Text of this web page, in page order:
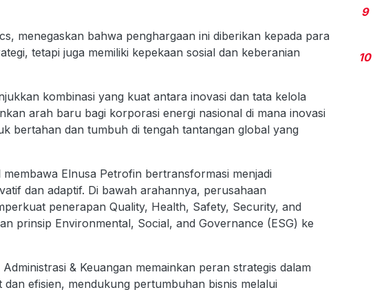
menegaskan bahwa penghargaan ini diberikan kepada para
tetapi juga memiliki kepekaan sosial dan keberanian
kombinasi yang kuat antara inovasi dan tata kelola
arah baru bagi korporasi energi nasional di mana inovasi
bertahan dan tumbuh di tengah tantangan global yang
Elnusa Petrofin bertransformasi menjadi
dan adaptif. Di bawah arahannya, perusahaan
penerapan Quality, Health, Safety, Security, and
prinsip Environmental, Social, and Governance (ESG) ke
& Keuangan memainkan peran strategis dalam
efisien, mendukung pertumbuhan bisnis melalui
9
10